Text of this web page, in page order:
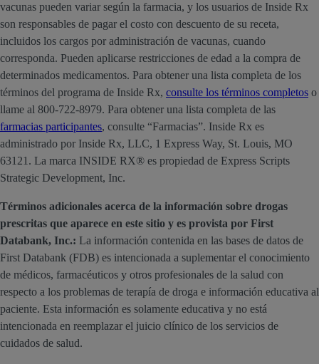
vacunas pueden variar según la farmacia, y los usuarios de Inside Rx
son responsables de pagar el costo con descuento de su receta,
incluidos los cargos por administración de vacunas, cuando
corresponda. Pueden aplicarse restricciones de edad a la compra de
determinados medicamentos. Para obtener una lista completa de los
términos del programa de Inside Rx, consulte los términos completos o
llame al 800-722-8979. Para obtener una lista completa de las
farmacias participantes, consulte “Farmacias”. Inside Rx es
administrado por Inside Rx, LLC, 1 Express Way, St. Louis, MO
63121. La marca INSIDE RX® es propiedad de Express Scripts
Strategic Development, Inc.
Términos adicionales acerca de la información sobre drogas
prescritas que aparece en este sitio y es provista por First
Databank, Inc.: La información contenida en las bases de datos de
First Databank (FDB) es intencionada a suplementar el conocimiento
de médicos, farmacéuticos y otros profesionales de la salud con
respecto a los problemas de terapía de droga e información educativa al
paciente. Esta información es solamente educativa y no está
intencionada en reemplazar el juicio clínico de los servicios de
cuidados de salud.